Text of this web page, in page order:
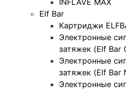
Elf Bar
Картриджи
Электронные
затяжек (Elf Bar
Электронные
затяжек (Elf Bar
Электронные